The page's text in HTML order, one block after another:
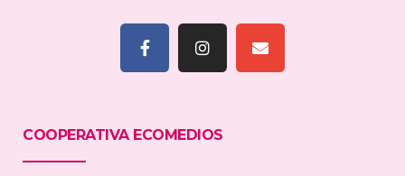
COOPERATIVA ECOMEDIOS